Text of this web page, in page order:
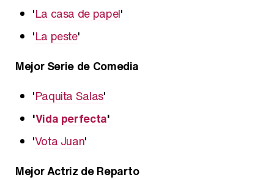
'La casa de papel'
'La peste'
Mejor Serie de Comedia
'Paquita Salas'
'Vida perfecta'
'Vota Juan'
Mejor Actriz de Reparto